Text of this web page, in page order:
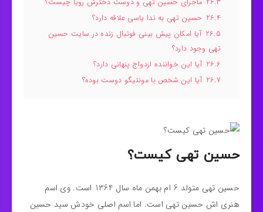
26.3 ماجرای حسین تهی و دوست دخترش رویا چیست؟
26.4 حسین تهی به ندا یاسی علاقه دارد؟
26.5 آیا امکان پیش بینی فوتبال زنده در سایت حسین
تهی وجود دارد؟
26.6 آيا این خواننده ازدواج پنهانی دارد؟
26.7 آیا این شخص با مونتیگو دوست بوده؟
حسین تهی کیست؟
حسین تهی متولد 6 ام بهمن ماه سال 1364 است. وی اسم
هنری اش حسین تهی است. اما اسم اصلی خودش سید حسین